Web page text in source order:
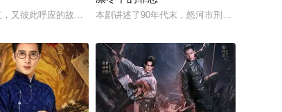
血炸裂，惨遭满门流放，楚父以死鸣冤。楚家大小姐楚梓鸢带着滔
又彼此呼应的故事——用一场精心策划的“夏令营”完成复仇的受害者
本剧讲述了90年代末，怒河市刑侦支队在无